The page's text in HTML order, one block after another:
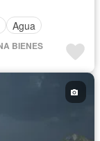
Agua
BIENES